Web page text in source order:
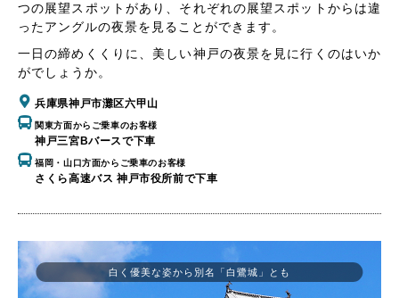
つの展望スポットがあり、それぞれの展望スポットからは違
ったアングルの夜景を見ることができます。
一日の締めくくりに、美しい神戸の夜景を見に行くのはいか
がでしょうか。
兵庫県神戸市灘区六甲山
関東方面からご乗車のお客様
神戸三宮Bバースで下車
福岡・山口方面からご乗車のお客様
さくら高速バス 神戸市役所前で下車
白く優美な姿から別名「白鷺城」とも